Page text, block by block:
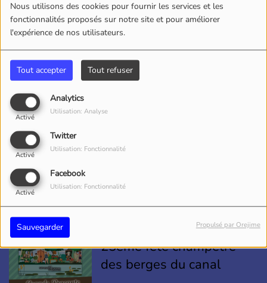
Nous utilisons des cookies pour fournir les services et les
fonctionnalités proposés sur notre site et pour améliorer
l'expérience de nos utilisateurs.
Tout accepter Tout refuser
Analytics
Activé
Utilisation: Analyse
Twitter
Activé
Utilisation: Fonctionnalité
Facebook
Activé
Utilisation: Fonctionnalité
Sauvegarder Propulsé par Orejime
ÉCOLE MUNICIPALE
DES SPORTS :
INSCRIPTIONS
OUVERTES
week-end de passion et
09 AOÛT 2026
25ème fête champêtre
des berges du canal